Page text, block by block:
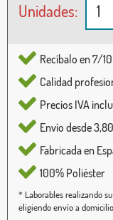
Unidades:
Recíbalo en 7/
Calidad
Precios IVA
Envío desde
Fabricada en
100% Poliéster
* Laborables realizando
eligiendo envío a domicilio.